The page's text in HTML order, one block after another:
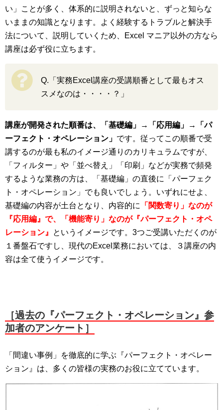
い」ことが多く、体系的に説明されないと、ずっと知らな
いままの知識となります。よく経験するトラブルと解決手
法について、説明していくため、Excel マニア以外の方なら
講座は必ず役に立ちます。
Q.「実務Excel講座の受講順番として最もオス
スメなのは・・・・？」
講座が開発された順番は、「基礎編」→「応用編」→「パ
ーフェクト・オペレーション」 です。従ってこの順番で受
講するのが最も私のイメージ通りのカリキュラムですが、
「フィルター」や「並べ替え」「印刷」などが実務で頻発
するような業務の方は、「基礎編」の直後に「パーフェク
ト・オペレーション」でも良いでしょう。いずれにせよ、
基礎編の内容が土台となり、内容的に
「関数寄り」なのが
『応用編』で、「機能寄り」なのが『パーフェクト・オペ
レーション』
というイメージです。3つご受講いただくのが
１番盤石ですし、現代のExcel業務においては、３講座の内
容は全て使うイメージです。
［過去の『パーフェクト・オペレーション』参
加者のアンケート］
「間違い事例」を徹底的に学ぶ『パーフェクト・オペレー
ション』は、多くの皆様の実務のお役に立てています。